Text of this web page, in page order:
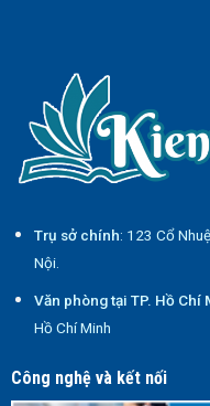
Trụ sở chính: 123 Cổ
Nội.
Văn phòng tại TP. Hồ Chí
Hồ Chí Minh
Công nghệ và kết nối